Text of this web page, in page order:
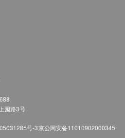
园路3号
号-3京公网安备11010902000345